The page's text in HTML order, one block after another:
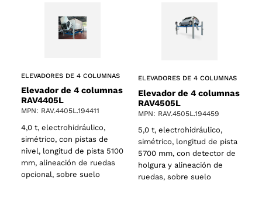
ELEVADORES DE 4 COLUMNAS
Elevador de 4 columnas
RAV4405L
MPN: RAV.4405L.194411
4,0 t, electrohidráulico,
simétrico, con pistas de
nivel, longitud de pista 5100
mm, alineación de ruedas
opcional, sobre suelo
ELEVADORES DE 4 COLUMNAS
Elevador de 4 columnas
RAV4505L
MPN: RAV.4505L.194459
5,0 t, electrohidráulico,
simétrico, longitud de pista
5700 mm, con detector de
holgura y alineación de
ruedas, sobre suelo